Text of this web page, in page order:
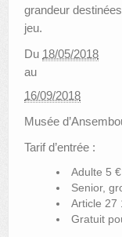
grandeur
jeu.
Du 18/05/2018
au
16/09/2018
Musée
Tarif d’entrée :
Adulte 5 €
Senior,
Article 27
Gratuit